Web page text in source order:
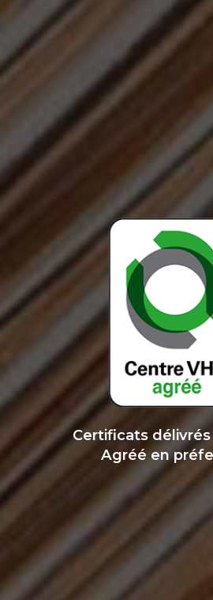
Certificats
Agréé en